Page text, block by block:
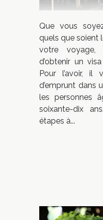
Que vous
quels que soient
votre voyage,
d’obtenir un
Pour l’avoir, il
d’emprunt dans
les personnes
soixante-dix
étapes à...